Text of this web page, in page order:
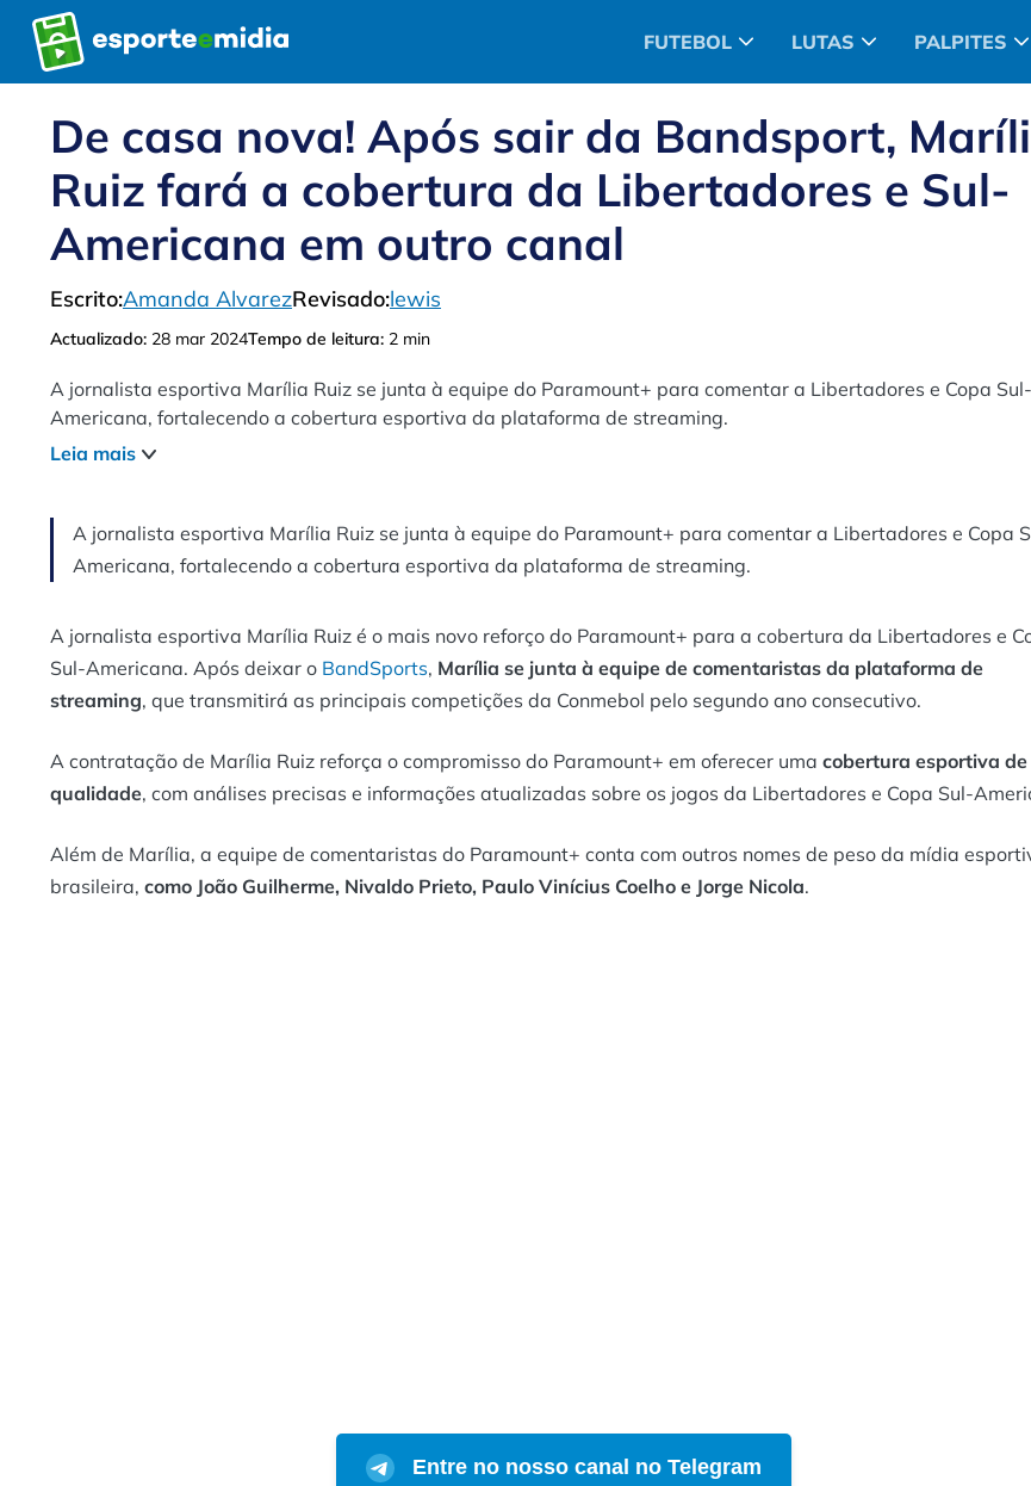
Pular
para
o
FUTEBOL LUTAS PALPITES
De casa nova! Após sair da Bandsport,
Ruiz fará a cobertura da Libertadores e Sul-
Americana em outro canal
Escrito:Amanda AlvarezRevisado:lewis
Actualizado: 28 mar 2024Tempo de leitura: 2 min
A jornalista esportiva Marília Ruiz se junta à equipe do Paramount+ para comentar a Libertadores e Copa Sul-
Americana, fortalecendo a cobertura esportiva da plataforma de streaming.
Leia mais
A jornalista esportiva Marília Ruiz se junta à equipe do Paramount+ para comentar a Libertadores e Copa
Americana, fortalecendo a cobertura esportiva da plataforma de streaming.
A jornalista esportiva Marília Ruiz é o mais novo reforço do Paramount+ para a cobertura da Libertadores e
Sul-Americana. Após deixar o BandSports, Marília se junta à equipe de comentaristas da plataforma de
streaming, que transmitirá as principais competições da Conmebol pelo segundo ano consecutivo.
A contratação de Marília Ruiz reforça o compromisso do Paramount+ em oferecer uma cobertura esportiva de
qualidade, com análises precisas e informações atualizadas sobre os jogos da Libertadores e Copa Sul-
Além de Marília, a equipe de comentaristas do Paramount+ conta com outros nomes de peso da mídia
brasileira, como João Guilherme, Nivaldo Prieto, Paulo Vinícius Coelho e Jorge Nicola.
Entre no nosso canal no Telegram